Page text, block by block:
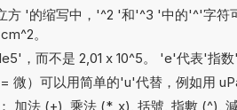
方 '的缩写中，'^2 '和'^3 '中的'^'字符
。
，而不是 2,01 x 10^5。 'e'代表'指数'
微）可以用简单的'u'代替，例如用
加法 (+), 乘法 (*, x), 括號, 指數 (^),